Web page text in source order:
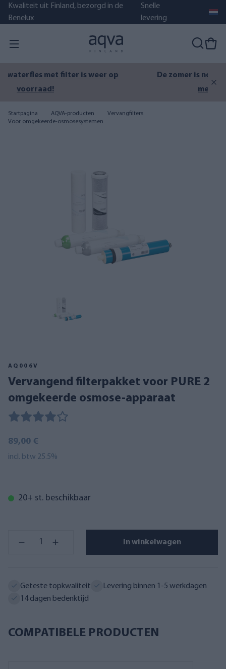
Kwaliteit uit Finland, bezorgd in de
Benelux
Snelle
levering
De zomer is nog niet voorbij – zorg voor schoon
Startpagina AQVA-producten
Vervangfilters
Voor omgekeerde-osmosesystemen
AQ006V
Vervangend filterpakket voor PURE 2
omgekeerde osmose-apparaat
89,00 €
incl. btw 25.5%
20+ st. beschikbaar
In winkelwagen
Geteste topkwaliteit
Levering binnen 1-5 werkdagen
14 dagen bedenktijd
COMPATIBELE PRODUCTEN